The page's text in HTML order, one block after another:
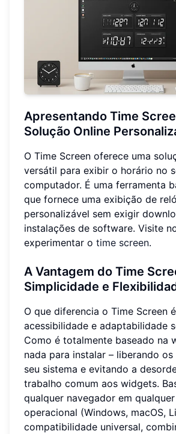
Apresentando Time
Solução Online
O Time Screen oferece uma
versátil para exibir o horário no
computador. É uma ferramenta
que fornece uma exibição de
personalizável sem exigir
instalações de software. Visite
experimentar o time screen.
A Vantagem do Time
Simplicidade e
O que diferencia o Time Screen
acessibilidade e adaptabilidade
Como é totalmente baseado na
nada para instalar – liberando
seu sistema e evitando a
trabalho comum aos widgets.
qualquer navegador em
operacional (Windows, macOS,
compatibilidade universal,